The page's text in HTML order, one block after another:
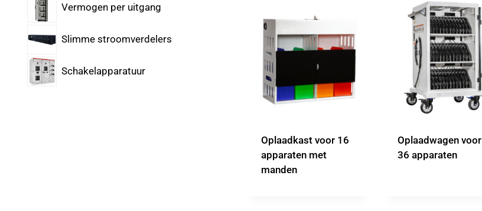
Vermogen per uitgang
Slimme stroomverdelers
Schakelapparatuur
Oplaadkast voor 16
apparaten met
manden
Oplaadwagen voor
36 apparaten